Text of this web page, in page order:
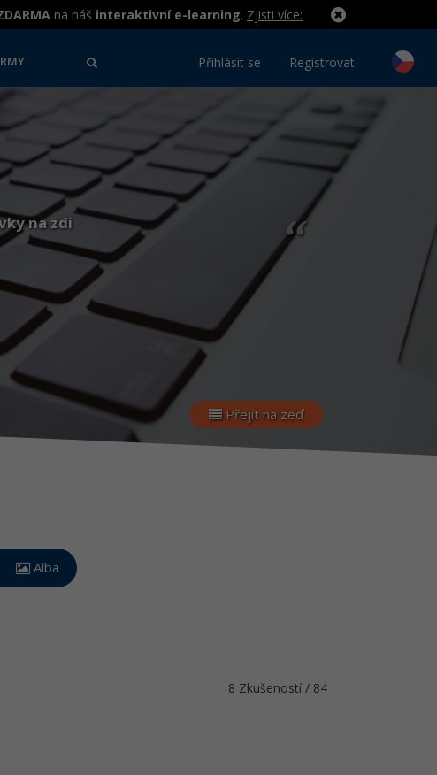
na náš interaktivní e-learning. Zjisti více:
Přihlásit se Registrovat
“
na zdi
Přejít na zeď
Alba
8 Zkušeností / 84